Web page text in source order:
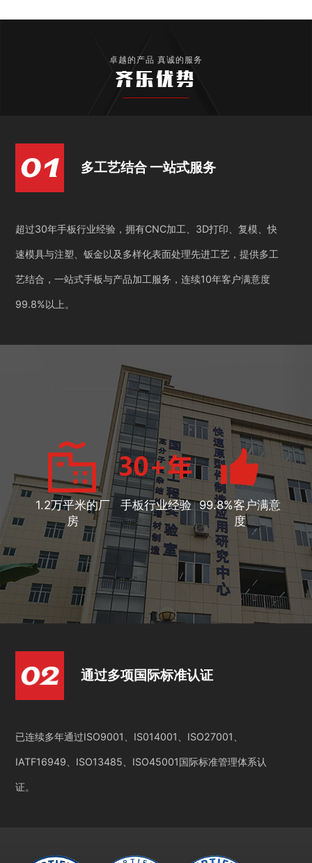
卓越的产品 真诚的服务
齐乐优势
多工艺结合 一站式服务
超过30年手板行业经验，拥有CNC加工、3D打印、复模、快
速模具与注塑、钣金以及多样化表面处理先进工艺，提供多工
艺结合，一站式手板与产品加工服务，连续10年客户满意度
99.8%以上。
1.2万平米的厂
房
手板行业经验 99.8%客户满意
度
通过多项国际标准认证
已连续多年通过ISO9001、IS014001、ISO27001、
IATF16949、ISO13485、ISO45001国际标准管理体系认
证。